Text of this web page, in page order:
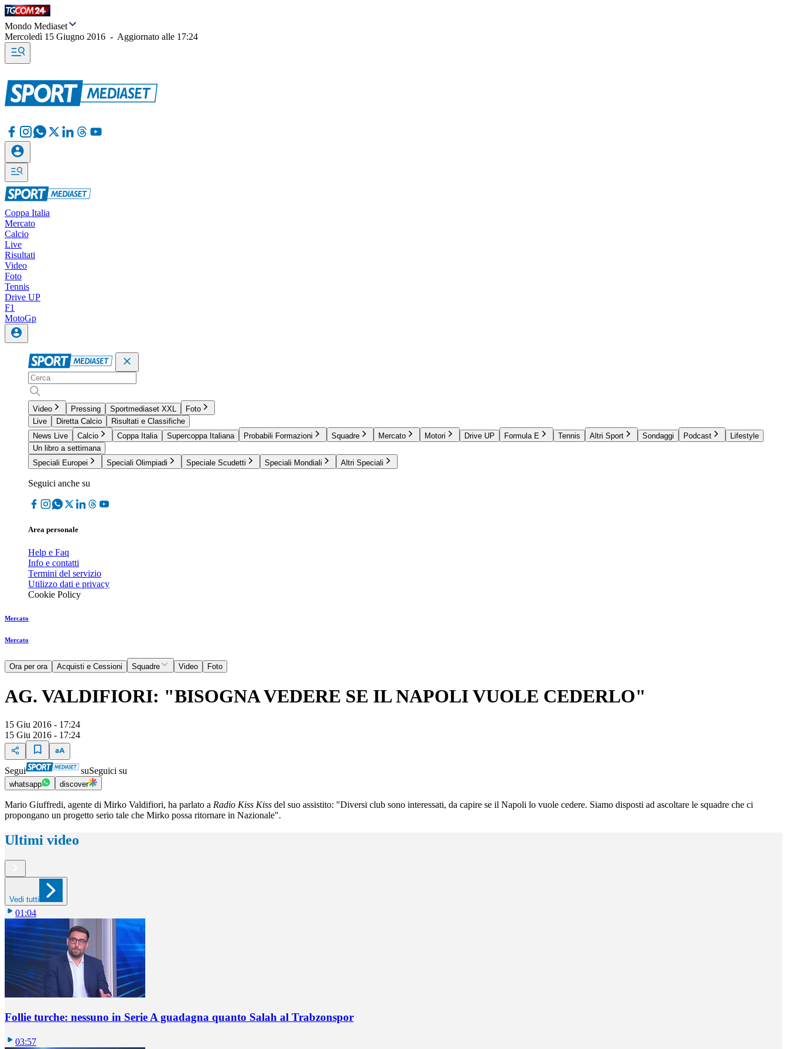
Mondo Mediaset
Mercoledì 15 Giugno 2016 - Aggiornato alle 17:24
Coppa Italia
Mercato
Calcio
Live
Risultati
Video
Foto
Tennis
Drive UP
F1
MotoGp
Video Pressing Sportmediaset XXL
Foto
Live
Diretta Calcio
Risultati e Classifiche
News Live
Calcio Coppa Italia Supercoppa Italiana Probabili Formazioni Squadre Mercato Motori Drive UP Formula E Tennis Altri Sport Sondaggi Podcast
Lifestyle
Un libro a settimana
Speciali Europei
Speciali Olimpiadi Speciale Scudetti Speciali Mondiali Altri Speciali
Seguici anche su
Area personale
Help e Faq
Info e contatti
Termini del servizio
Utilizzo dati e privacy
Cookie Policy
Mercato
Mercato
Ora per ora Acquisti e Cessioni Squadre Video Foto
AG. VALDIFIORI: "BISOGNA VEDERE SE IL NAPOLI VUOLE CEDERLO"
15 Giu 2016 - 17:24
15 Giu 2016 - 17:24
Segui suSeguici su
whatsapp discover
Mario Giuffredi, agente di Mirko Valdifiori, ha parlato a Radio Kiss Kiss del suo assistito: "Diversi club sono interessati, da capire se il Napoli lo vuole cedere. Siamo disposti ad ascoltare le squadre che ci
propongano un progetto serio tale che Mirko possa ritornare in Nazionale".
Ultimi video
Vedi tutti
01:04
Follie turche: nessuno in Serie A guadagna quanto Salah al Trabzonspor
03:57